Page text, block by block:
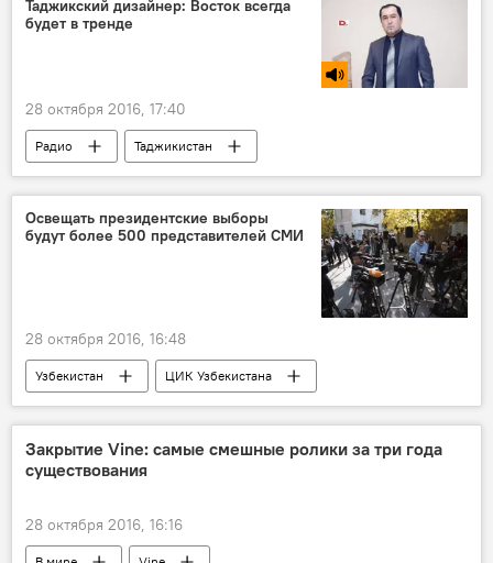
Таджикский дизайнер: Восток всегда
будет в тренде
28 октября 2016, 17:40
Радио
Таджикистан
Умед Кучкалиев
дизайнер
Восток
Освещать президентские выборы
будут более 500 представителей СМИ
28 октября 2016, 16:48
Узбекистан
ЦИК Узбекистана
Президентские выборы в Узбекистане
Президентские выборы в Узбекистане
Политика
Закрытие Vine: самые смешные ролики за три года
существования
28 октября 2016, 16:16